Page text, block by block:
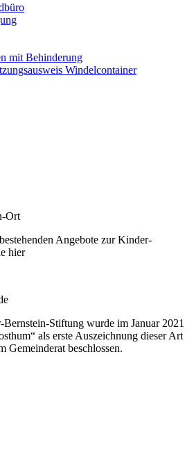
mit Behinderung
Windelcontainer
Ort
Angebote zur Kinder-
hier
Stiftung wurde im Januar 2021
als erste Auszeichnung dieser Art
Gemeinderat beschlossen.